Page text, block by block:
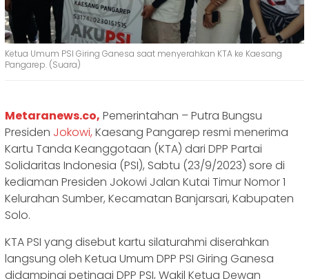
Ketua Umum PSI Giring Ganesa saat menyerahkan KTA ke Kaesang
Pangarep. (Suara)
Metaranews.co, Pemerintahan – Putra Bungsu
Presiden Jokowi, Kaesang Pangarep resmi menerima
Kartu Tanda Keanggotaan (KTA) dari DPP Partai
Solidaritas Indonesia (PSI), Sabtu (23/9/2023) sore di
kediaman Presiden Jokowi Jalan Kutai Timur Nomor 1
Kelurahan Sumber, Kecamatan Banjarsari, Kabupaten
Solo.
KTA PSI yang disebut kartu silaturahmi diserahkan
langsung oleh Ketua Umum DPP PSI Giring Ganesa
didampingi petinggi DPP PSI, Wakil Ketua Dewan